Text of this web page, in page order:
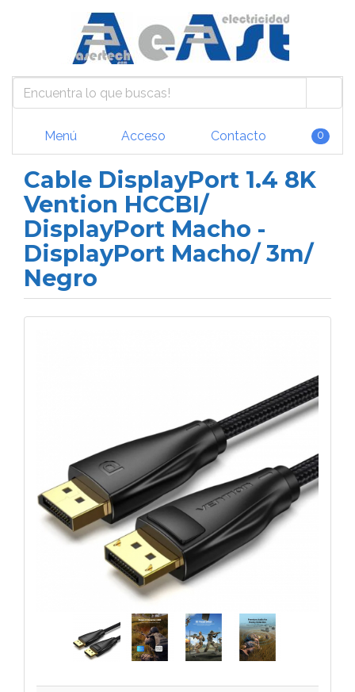
Menú Acceso Contacto 0
Cable DisplayPort 1.4 8K
Vention HCCBI/
DisplayPort Macho -
DisplayPort Macho/ 3m/
Negro